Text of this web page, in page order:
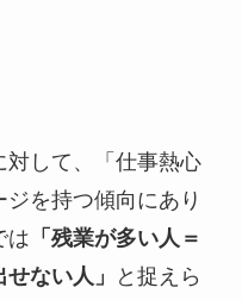
対して、「仕事熱心
を持つ傾向にあり
は 「残業が多い人＝
ない人」
と捉えら